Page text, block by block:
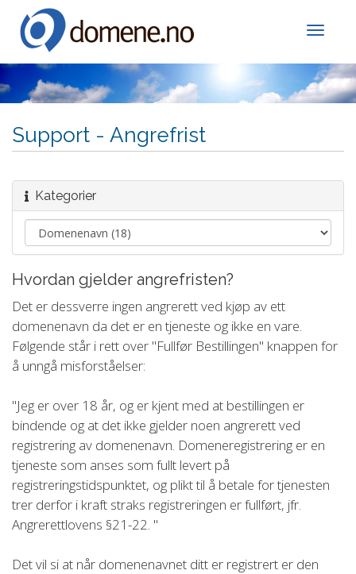
Support - Angrefrist
Kategorier
Hvordan gjelder angrefristen?
Det er dessverre ingen angrerett ved kjøp av ett
domenenavn da det er en tjeneste og ikke en vare.
Følgende står i rett over "Fullfør Bestillingen" knappen for
å unngå misforståelser:
"Jeg er over 18 år, og er kjent med at bestillingen er
bindende og at det ikke gjelder noen angrerett ved
registrering av domenenavn. Domeneregistrering er en
tjeneste som anses som fullt levert på
registreringstidspunktet, og plikt til å betale for tjenesten
trer derfor i kraft straks registreringen er fullført, jfr.
Angrerettlovens §21-22. "
Det vil si at når domenenavnet ditt er registrert er den